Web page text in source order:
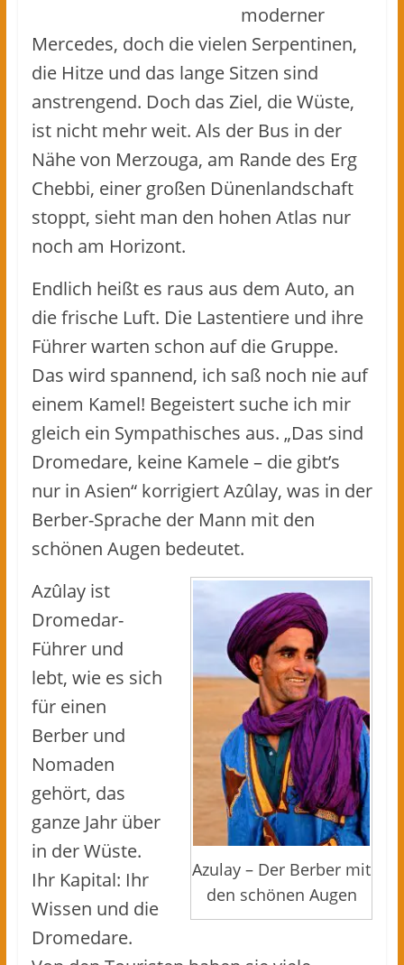
moderner
Mercedes, doch die vielen Serpentinen,
die Hitze und das lange Sitzen sind
anstrengend. Doch das Ziel, die Wüste,
ist nicht mehr weit. Als der Bus in der
Nähe von Merzouga, am Rande des Erg
Chebbi, einer großen Dünenlandschaft
stoppt, sieht man den hohen Atlas nur
noch am Horizont.
Endlich heißt es raus aus dem Auto, an
die frische Luft. Die Lastentiere und ihre
Führer warten schon auf die Gruppe.
Das wird spannend, ich saß noch nie auf
einem Kamel! Begeistert suche ich mir
gleich ein Sympathisches aus. „Das sind
Dromedare, keine Kamele – die gibt’s
nur in Asien“ korrigiert Azûlay, was in der
Berber-Sprache der Mann mit den
schönen Augen bedeutet.
Azulay – Der Berber mit
den schönen Augen
Azûlay ist
Dromedar-
Führer und
lebt, wie es sich
für einen
Berber und
Nomaden
gehört, das
ganze Jahr über
in der Wüste.
Ihr Kapital: Ihr
Wissen und die
Dromedare.